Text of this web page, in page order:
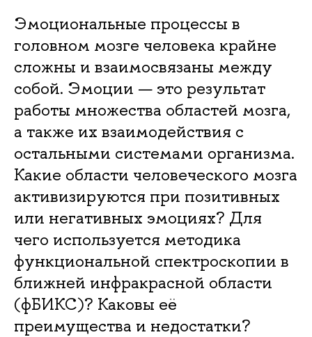
Эмоциональные процессы в
головном мозге человека крайне
сложны и взаимосвязаны между
собой. Эмоции — это результат
работы множества областей мозга,
а также их взаимодействия с
остальными системами организма.
Какие области человеческого мозга
активизируются при позитивных
или негативных эмоциях? Для
чего используется методика
функциональной спектроскопии в
ближней инфракрасной области
(фБИКС)? Каковы её
преимущества и недостатки?